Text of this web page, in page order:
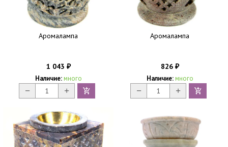
Аромалампа
1 043 ₽
Наличие: много
Аромалампа
826 ₽
Наличие: много